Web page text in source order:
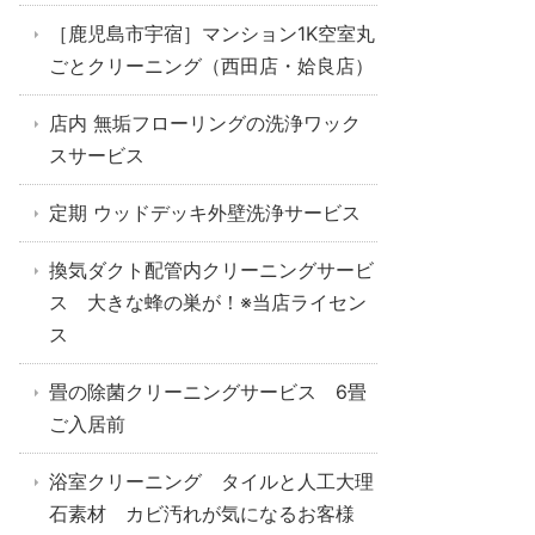
［鹿児島市宇宿］マンション1K空室丸
ごとクリーニング（西田店・姶良店）
店内 無垢フローリングの洗浄ワック
スサービス
定期 ウッドデッキ外壁洗浄サービス
換気ダクト配管内クリーニングサービ
ス 大きな蜂の巣が！※当店ライセン
ス
畳の除菌クリーニングサービス 6畳
ご入居前
浴室クリーニング タイルと人工大理
石素材 カビ汚れが気になるお客様